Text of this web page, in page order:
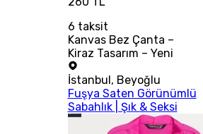
6 taksit
Kanvas Bez Çanta –
Kiraz Tasarım – Yeni
İstanbul, Beyoğlu
Fuşya Saten Görünümlü
Sabahlık | Şık & Seksi